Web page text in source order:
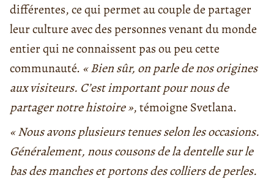
différentes, ce qui permet au couple de partager
leur culture avec des personnes venant du monde
entier qui ne connaissent pas ou peu cette
communauté. « Bien sûr, on parle de nos origines
aux visiteurs. C’est important pour nous de
partager notre histoire », témoigne Svetlana.
« Nous avons plusieurs tenues selon les occasions.
Généralement, nous cousons de la dentelle sur le
bas des manches et portons des colliers de perles.